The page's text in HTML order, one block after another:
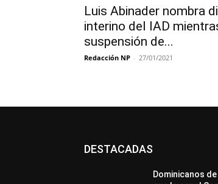
Luis Abinader nombra
interino del IAD
suspensión de...
Redacción NP - 27/01/2021
DESTACADAS
All Destacado
Dominicanos de